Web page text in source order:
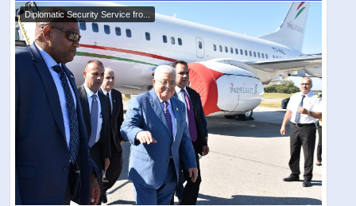
Diplomatic Security Service fro...